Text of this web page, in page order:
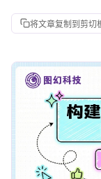
将文章复制到剪切